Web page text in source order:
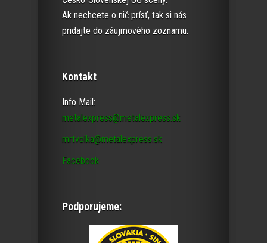
Ak nechcete o nič prísť, tak si nás
pridajte do záujmového zoznamu.
Kontakt
Info Mail:
metalexpress@metalexpress.sk
mrtvolka@metalexpress.sk
Facebook
Podporujeme: